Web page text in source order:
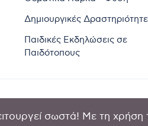
Δημιουργικές
Παιδικές Εκδηλώσεις σε
Παιδότοπους
σωστά! Με τη χρήση